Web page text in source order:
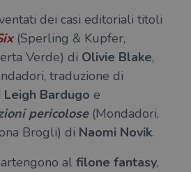
dei casi editoriali titoli
(Sperling & Kupfer,
Verde) di Olivie Blake,
traduzione di
Leigh Bardugo e
pericolose (Mondadori,
Brogli) di Naomi Novik.
al filone fantasy,